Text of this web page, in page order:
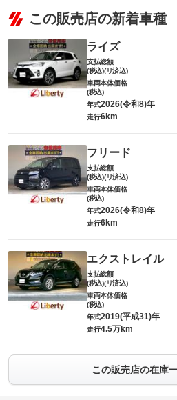
この販売店の新着車種
ライズ
支払総額
(税込)(リ済込)
車両本体価格
(税込)
年式2026(令和8)年
走行6km
フリード
支払総額
(税込)(リ済込)
車両本体価格
(税込)
年式2026(令和8)年
走行6km
エクストレイル
支払総額
(税込)(リ済込)
車両本体価格
(税込)
年式2019(平成31)年
走行4.5万km
この販売店の在庫